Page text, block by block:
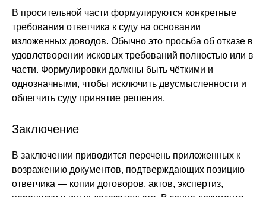
В просительной части формулируются конкретные
требования ответчика к суду на основании
изложенных доводов. Обычно это просьба об отказе в
удовлетворении исковых требований полностью или в
части. Формулировки должны быть чёткими и
однозначными, чтобы исключить двусмысленности и
облегчить суду принятие решения.
Заключение
В заключении приводится перечень приложенных к
возражению документов, подтверждающих позицию
ответчика — копии договоров, актов, экспертиз,